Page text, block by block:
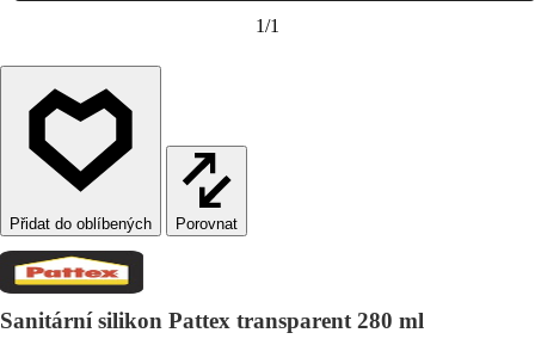
1/1
Porovnat
Sanitární silikon Pattex transparent 280 ml